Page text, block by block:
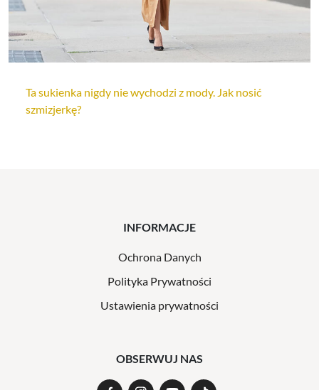
Ta sukienka nigdy nie wychodzi z mody. Jak nosić
szmizjerkę?
INFORMACJE
Ochrona Danych
Polityka Prywatności
Ustawienia prywatności
OBSERWUJ NAS